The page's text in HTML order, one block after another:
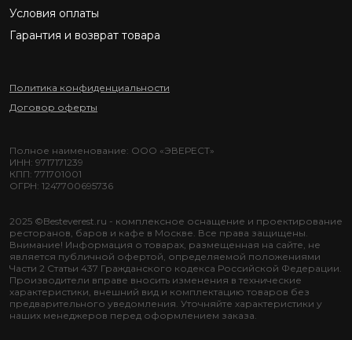
Условия оплаты
Гарантия и возврат товара
Политика конфиденциальности
Договор оферты
2025 ©Besteverest.ru - комплексное оснащение и проектирование
ресторанов, баров и кафе в Москве. Все права защищены.
Внимание! Информация о товарах, размещенная на сайте, не
является публичной офертой, определяемой положениями
Части 2 Статьи 437 Гражданского кодекса Российской Федерации.
Производители вправе вносить изменения в технические
характеристики, внешний вид и комплектацию товаров без
предварительного уведомления. Уточняйте характеристики у
наших менеджеров перед оформлением заказа.
Полное наименование: ООО «ЭВЕРЕСТ»
ИНН: 9717171239
КПП: 771701001
ОГРН: 1247700695736